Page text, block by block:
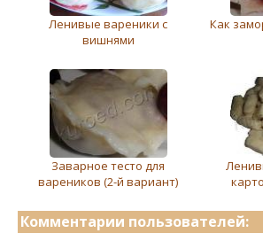
Ленивые вареники с
вишнями
Как
Заварное тесто для
вареников (2-й вариант)
Комментарии пользователей: